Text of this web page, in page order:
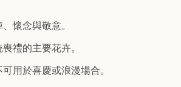
懷念與敬意。
禮的主要花卉。
用於喜慶或浪漫場合。